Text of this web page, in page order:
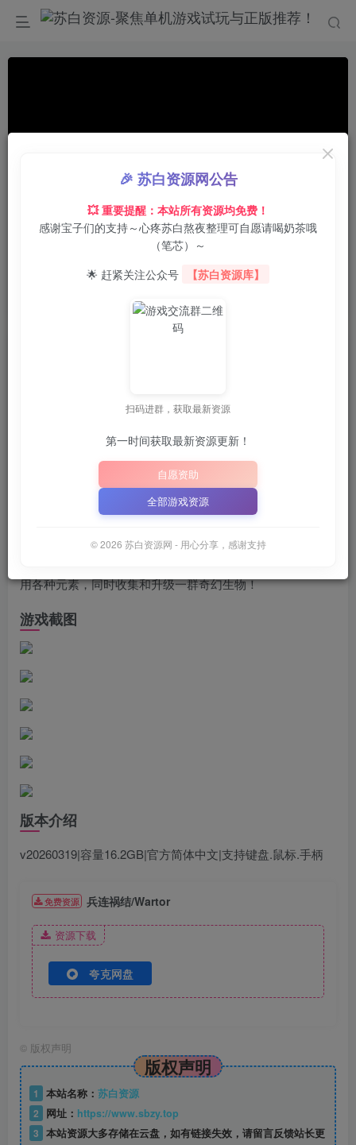
00:00/01:28 speed
电脑游戏 策略战棋 正文
📋 点击复制密码 XDGAME
WWW.XDGAME.COM
用各种元素，同时收集和升级一群奇幻生物！
游戏截图
版本介绍
v20260319|容量16.2GB|官方简体中文|支持键盘.鼠标.手柄
免费资源 兵连祸结/Wartor
资源下载
夸克网盘
© 版权声明
版权声明
1 本站名称： 苏白资源
2
网址： https://www.sbzy.top
3 本站资源大多存储在云盘，如有链接失效，请留言反馈站长更
🎉 苏白资源网公告
💥 重要提醒：本站所有资源均免费！
感谢宝子们的支持～心疼苏白熬夜整理可自愿请喝奶茶哦
（笔芯）～
🌟 赶紧关注公众号
【苏白资源库】
扫码进群，获取最新资源
第一时间获取最新资源更新！
自愿资助
全部游戏资源
© 2026 苏白资源网 - 用心分享，感谢支持